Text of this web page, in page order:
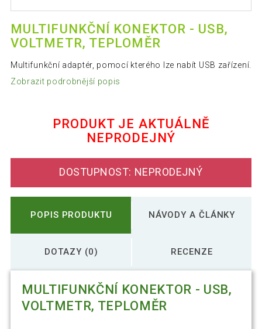
MULTIFUNKČNÍ KONEKTOR - USB,
VOLTMETR, TEPLOMĚR
Multifunkční adaptér, pomocí kterého lze nabít USB zařízení.
Zobrazit podrobnější popis
PRODUKT JE AKTUÁLNĚ
NEPRODEJNÝ
DOSTUPNOST: NEPRODEJNÝ
POPIS PRODUKTU NÁVODY A ČLÁNKY
DOTAZY (0) RECENZE
MULTIFUNKČNÍ KONEKTOR - USB,
VOLTMETR, TEPLOMĚR